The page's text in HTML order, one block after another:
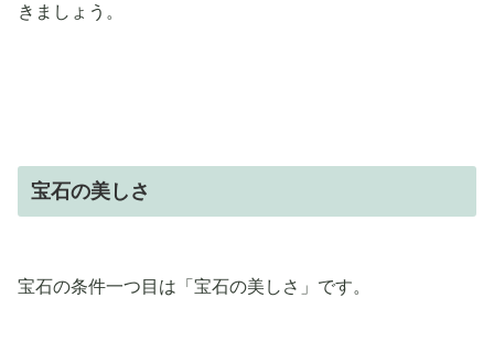
きましょう。
宝石の美しさ
宝石の条件一つ目は「宝石の美しさ」です。